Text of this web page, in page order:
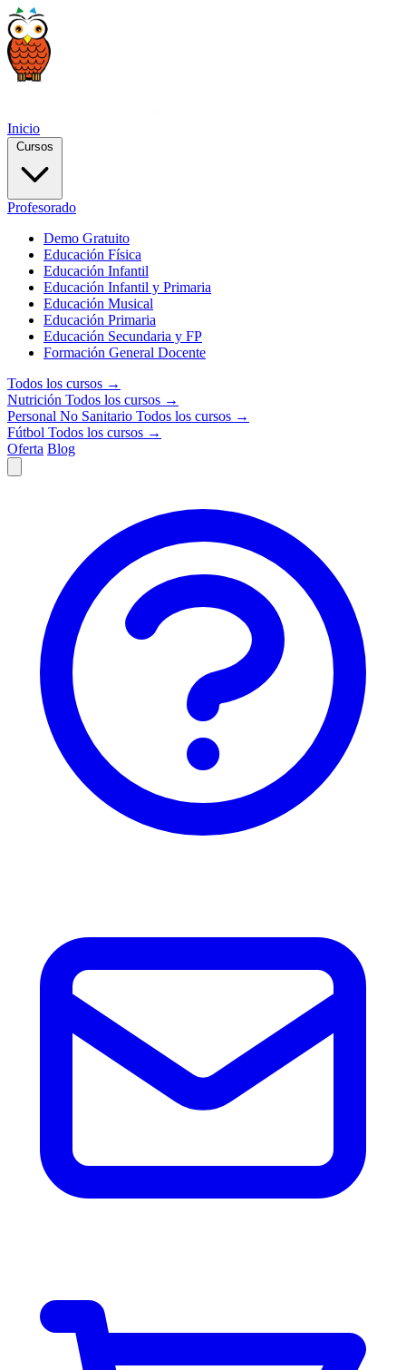
Inicio
Cursos
Profesorado
Demo Gratuito
Educación Física
Educación Infantil
Educación Infantil y Primaria
Educación Musical
Educación Primaria
Educación Secundaria y FP
Formación General Docente
Todos los cursos →
Nutrición Todos los cursos →
Personal No Sanitario Todos los cursos →
Fútbol Todos los cursos →
Oferta Blog